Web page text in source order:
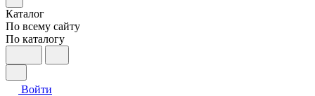
Каталог
По всему сайту
По каталогу
Войти